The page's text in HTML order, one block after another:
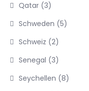
Qatar (3)
Schweden (5)
Schweiz (2)
Senegal (3)
Seychellen (8)